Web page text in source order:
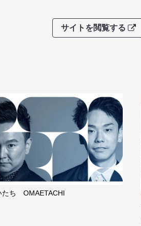
サイトを閲覧する
たち OMAETACHI